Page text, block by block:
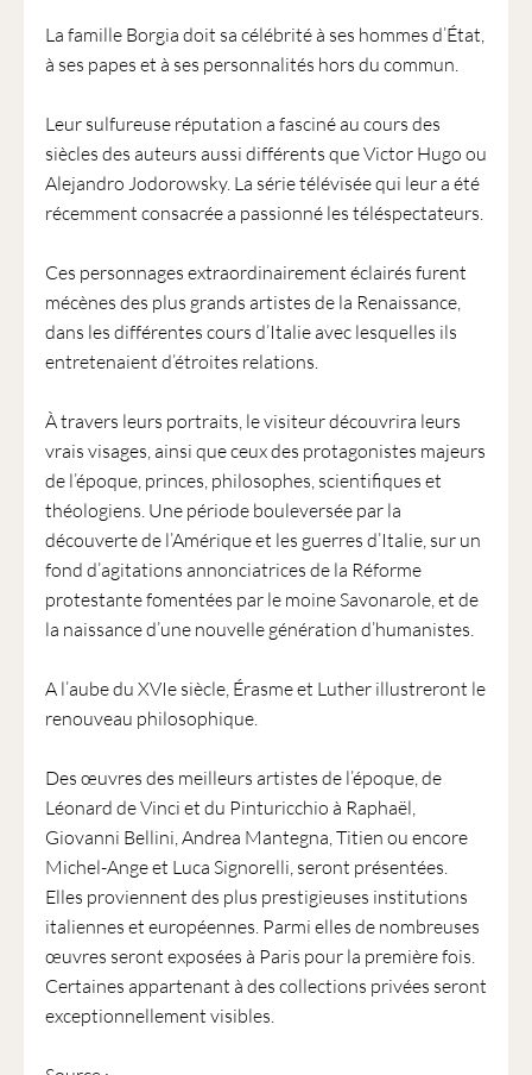
La famille Borgia doit sa célébrité à ses hommes d’État,
à ses papes et à ses personnalités hors du commun.
Leur sulfureuse réputation a fasciné au cours des
siècles des auteurs aussi différents que Victor Hugo ou
Alejandro Jodorowsky. La série télévisée qui leur a été
récemment consacrée a passionné les téléspectateurs.
Ces personnages extraordinairement éclairés furent
mécènes des plus grands artistes de la Renaissance,
dans les différentes cours d’Italie avec lesquelles ils
entretenaient d’étroites relations.
À travers leurs portraits, le visiteur découvrira leurs
vrais visages, ainsi que ceux des protagonistes majeurs
de l’époque, princes, philosophes, scientifiques et
théologiens. Une période bouleversée par la
découverte de l’Amérique et les guerres d’Italie, sur un
fond d’agitations annonciatrices de la Réforme
protestante fomentées par le moine Savonarole, et de
la naissance d’une nouvelle génération d’humanistes.
A l’aube du XVIe siècle, Érasme et Luther illustreront le
renouveau philosophique.
Des œuvres des meilleurs artistes de l’époque, de
Léonard de Vinci et du Pinturicchio à Raphaël,
Giovanni Bellini, Andrea Mantegna, Titien ou encore
Michel-Ange et Luca Signorelli, seront présentées.
Elles proviennent des plus prestigieuses institutions
italiennes et européennes. Parmi elles de nombreuses
œuvres seront exposées à Paris pour la première fois.
Certaines appartenant à des collections privées seront
exceptionnellement visibles.